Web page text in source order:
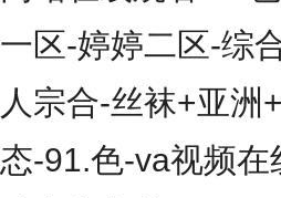
一区-婷婷二区-综
人宗合-丝袜+亚洲
态-91.色-va视频在